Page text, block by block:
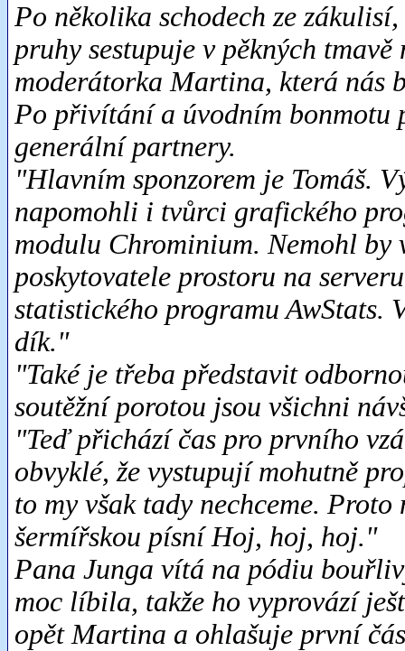
Po několika schodech ze
pruhy sestupuje v pěkných
moderátorka Martina, která nás
Po přivítání a úvodním bonmotu
generální partnery.
"Hlavním sponzorem je Tomáš.
napomohli i tvůrci grafického
modulu Chrominium. Nemohl by
poskytovatele prostoru na
statistického programu AwStats.
dík."
"Také je třeba představit
soutěžní porotou jsou všichni
"Teď přichází čas pro prvního
obvyklé, že vystupují mohutně
to my však tady nechceme.
šermířskou písní Hoj, hoj, hoj."
Pana Junga vítá na pódiu
moc líbila, takže ho vyprovází
opět Martina a ohlašuje první